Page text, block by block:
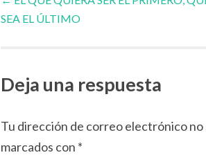
artículos
SEA EL ÚLTIMO
Deja una respuesta
Tu dirección de correo electrónico no
marcados con *